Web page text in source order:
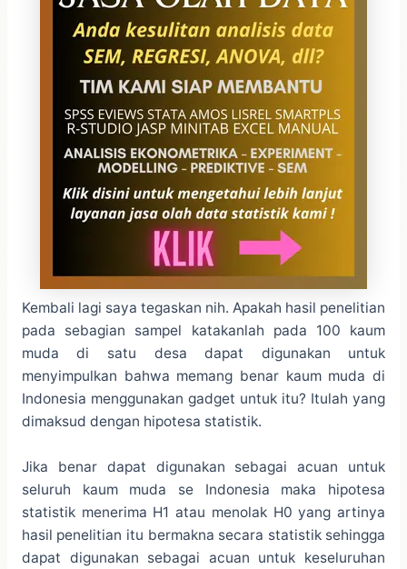
Kembali lagi saya tegaskan nih. Apakah hasil penelitian
pada sebagian sampel katakanlah pada 100 kaum
muda di satu desa dapat digunakan untuk
menyimpulkan bahwa memang benar kaum muda di
Indonesia menggunakan gadget untuk itu? Itulah yang
dimaksud dengan hipotesa statistik.
Jika benar dapat digunakan sebagai acuan untuk
seluruh kaum muda se Indonesia maka hipotesa
statistik menerima H1 atau menolak H0 yang artinya
hasil penelitian itu bermakna secara statistik sehingga
dapat digunakan sebagai acuan untuk keseluruhan